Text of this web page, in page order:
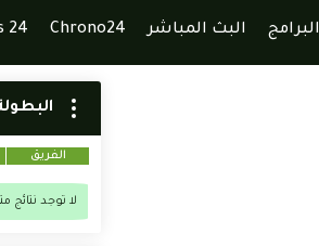
البرامج البث المباشر Chrono24
24
الفريق
لا توجد نتائج